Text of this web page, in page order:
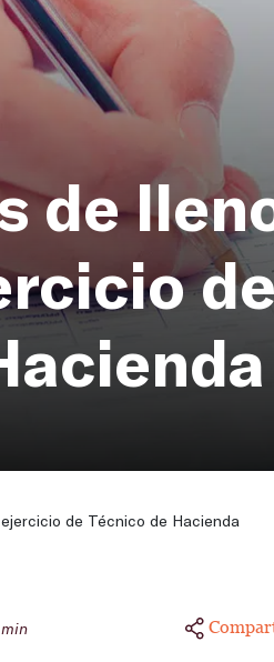
de
de
de Técnico de Hacienda